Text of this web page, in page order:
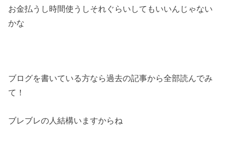
お金払うし時間使うしそれぐらいしてもいいんじゃない
かな
ブログを書いている方なら過去の記事から全部読んでみ
て！
ブレブレの人結構いますからね